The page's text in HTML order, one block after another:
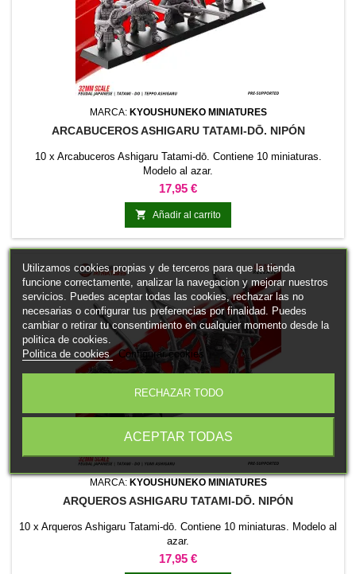
MARCA: KYOUSHUNEKO MINIATURES
ARCABUCEROS ASHIGARU TATAMI-DŌ. NIPÓN
10 x Arcabuceros Ashigaru Tatami-dō. Contiene 10 miniaturas.
Modelo al azar.
Precio
17,95 €
 Añadir al carrito
MARCA: KYOUSHUNEKO MINIATURES
ARQUEROS ASHIGARU TATAMI-DŌ. NIPÓN
10 x Arqueros Ashigaru Tatami-dō. Contiene 10 miniaturas. Modelo al
azar.
Precio
17,95 €
Utilizamos cookies propias y de terceros para que la tienda
funcione correctamente, analizar la navegacion y mejorar nuestros
servicios. Puedes aceptar todas las cookies, rechazar las no
necesarias o configurar tus preferencias por finalidad. Puedes
cambiar o retirar tu consentimiento en cualquier momento desde la
politica de cookies.
Politica de cookies Configurar cookies
RECHAZAR TODO
ACEPTAR TODAS